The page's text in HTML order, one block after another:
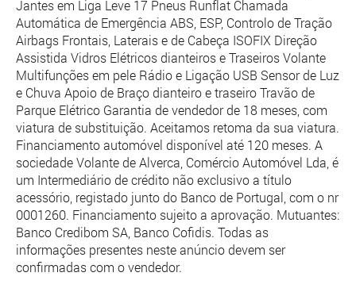
Jantes em Liga Leve 17 Pneus Runflat Chamada
Automática de Emergência ABS, ESP, Controlo de Tração
Airbags Frontais, Laterais e de Cabeça ISOFIX Direção
Assistida Vidros Elétricos dianteiros e Traseiros Volante
Multifunções em pele Rádio e Ligação USB Sensor de Luz
e Chuva Apoio de Braço dianteiro e traseiro Travão de
Parque Elétrico Garantia de vendedor de 18 meses, com
viatura de substituição. Aceitamos retoma da sua viatura.
Financiamento automóvel disponível até 120 meses. A
sociedade Volante de Alverca, Comércio Automóvel Lda, é
um Intermediário de crédito não exclusivo a título
acessório, registado junto do Banco de Portugal, com o nr
0001260. Financiamento sujeito a aprovação. Mutuantes:
Banco Credibom SA, Banco Cofidis. Todas as
informações presentes neste anúncio devem ser
confirmadas com o vendedor.